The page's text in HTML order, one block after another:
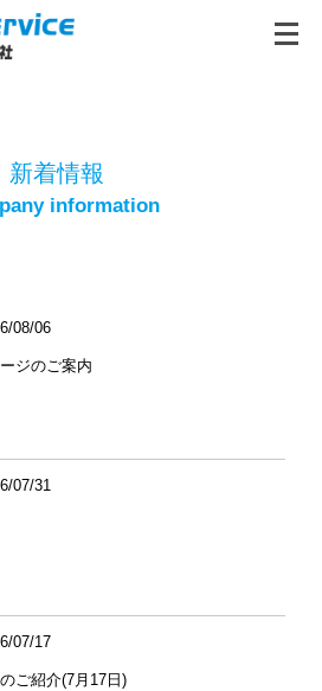
新着情報
08/06
ジのご案内
07/31
07/17
ご紹介(7月17日)